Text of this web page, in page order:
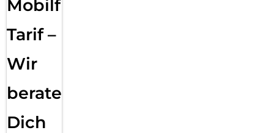
Hülle mit PanzerGlass PicturePerfect oder Hoops.
P.S. Und wie alle unsere Produkte wird auch Ceramic Schutz
Mobilfunk
Tarif –
Wir
beraten
Dich